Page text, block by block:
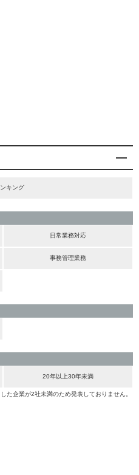
キング
日常業務対応
事務管理業務
20年以上30年未満
た企業が2社未満のため発表しておりません。